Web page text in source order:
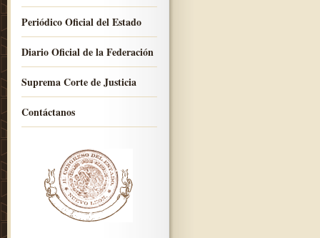
Periódico Oficial del Estado
Diario Oficial de la Federación
Suprema Corte de Justicia
Contáctanos